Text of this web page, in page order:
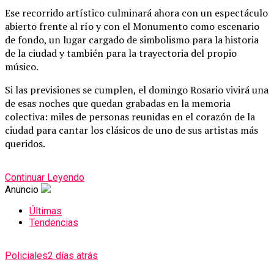
Ese recorrido artístico culminará ahora conun espectáculo
abiertofrente al ríoycon elMonumento como escenario
defondo, unlugar cargado de simbolismo paralahistoria
dela ciudadytambién paralatrayectoria del propio
músico.
Silas previsiones se cumplen, el domingoRosarioviviráuna
de esas noches que quedan grabadas enla memoria
colectiva: miles de personas reunidas en el corazón dela
ciudad para cantarlos clásicos deuno de sus artistas más
queridos.
Continuar Leyendo
Anuncio
Últimas
Tendencias
Policiales2 días atrás